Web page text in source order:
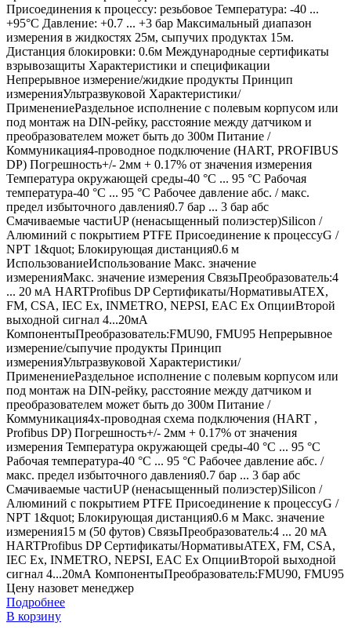
Присоединения к процессу: резьбовое Температура: -40 ...
+95°C Давление: +0.7 ... +3 бар Максимальный диапазон
измерения в жидкостях 25м, сыпучих продуктах 15м.
Дистанция блокировки: 0.6м Международные сертификаты
взрывозащиты Характеристики и спецификации
Непрерывное измерение/жидкие продукты Принцип
измеренияУльтразвуковой Характеристики/
ПрименениеРаздельное исполнение с полевым корпусом или
под монтаж на DIN-рейку, расстояние между датчиком и
преобразователем может быть до 300м Питание /
Коммуникация4-проводное подключение (HART, PROFIBUS
DP) Погрешность+/- 2мм + 0.17% от значения измерения
Температура окружающей среды-40 °C ... 95 °C Рабочая
температура-40 °C ... 95 °C Рабочее давление абс. / макс.
предел избыточного давления0.7 бар ... 3 бар абс
Смачиваемые частиUP (ненасыщенный полиэстер)Silicon /
Алюминий с покрытием PTFE Присоединение к процессуG /
NPT 1&quot; Блокирующая дистанция0.6 м
ИспользованиеИспользование Макс. значение
измеренияМакс. значение измерения СвязьПреобразователь:4
... 20 мА HARTProfibus DP Сертификаты/НормативыATEX,
FM, CSA, IEC Ex, INMETRO, NEPSI, EAC Ex ОпцииВторой
выходной сигнал 4...20мА
КомпонентыПреобразователь:FMU90, FMU95 Непрерывное
измерение/сыпучие продукты Принцип
измеренияУльтразвуковой Характеристики/
ПрименениеРаздельное исполнение с полевым корпусом или
под монтаж на DIN-рейку, расстояние между датчиком и
преобразователем может быть до 300м Питание /
Коммуникация4х-проводная схема подключения (HART ,
Profibus DP) Погрешность+/- 2мм + 0.17% от значения
измерения Температура окружающей среды-40 °C ... 95 °C
Рабочая температура-40 °C ... 95 °C Рабочее давление абс. /
макс. предел избыточного давления0.7 бар ... 3 бар абс
Смачиваемые частиUP (ненасыщенный полиэстер)Silicon /
Алюминий с покрытием PTFE Присоединение к процессуG /
NPT 1&quot; Блокирующая дистанция0.6 м Макс. значение
измерения15 м (50 футов) СвязьПреобразователь:4 ... 20 мА
HARTProfibus DP Сертификаты/НормативыATEX, FM, CSA,
IEC Ex, INMETRO, NEPSI, EAC Ex ОпцииВторой выходной
сигнал 4...20мА КомпонентыПреобразователь:FMU90, FMU95
Цену назовет менеджер
Подробнее
В корзину